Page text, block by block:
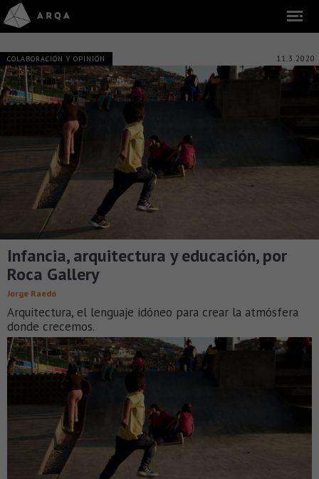
COLABORACIÓN Y OPINIÓN 11.3.2020
Infancia, arquitectura y educación, por
Roca Gallery
Jorge Raedó
Arquitectura, el lenguaje idóneo para crear la atmósfera
donde crecemos.